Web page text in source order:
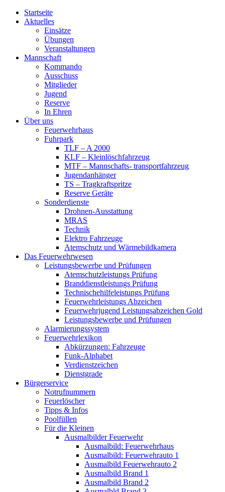
Startseite
Aktuelles
Einsätze
Übungen
Veranstaltungen
Mannschaft
Kommando
Ausschuss
Mitglieder
Jugend
Reserve
In Ehren
Über uns
Feuerwehrhaus
Fuhrpark
TLF – A 2000
KLF – Kleinlöschfahrzeug
MTF – Mannschafts- transportfahrzeug
Jugendanhänger
TS – Tragkraftspritze
Reserve Geräte
Sonderdienste
Drohnen-Ausstattung
MRAS
Technik
Elektro Fahrzeuge
Atemschutz und Wärmebildkamera
Das Feuerwehrwesen
Leistungsbewerbe und Prüfungen
Atemschutzleistungs Prüfung
Branddienstleistungs Prüfung
Technischehilfeleistungs Prüfung
Feuerwehrleistungs Abzeichen
Feuerwehrjugend Leistungsabzeichen Gold
Leistungsbewerbe und Prüfungen
Alarmierungssystem
Feuerwehrlexikon
Abkürzungen: Fahrzeuge
Funk-Alphabet
Verdienstzeichen
Dienstgrade
Bürgerservice
Notrufnummern
Feuerlöscher
Tipps & Infos
Poolfüllen
Für die Kleinen
Ausmalbilder Feuerwehr
Ausmalbild: Feuerwehrhaus
Ausmalbild: Feuerwehrauto 1
Ausmalbild Feuerwehrauto 2
Ausmalbild Brand 1
Ausmalbild Brand 2